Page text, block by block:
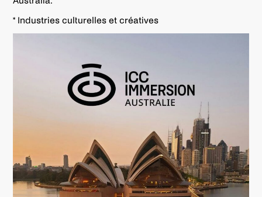
* Industries culturelles et créatives